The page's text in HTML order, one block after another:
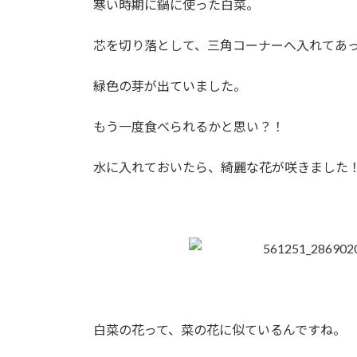
:
寒い時期に鍋に使った白菜。
芯を切り落として、三角コーナーへ入れてあっ
緑色の芽が出ていました。
もう一度食べられるかと思い？！
水に入れておいたら、綺麗な花が咲きました！
白菜の花って、菜の花に似ているんですね。